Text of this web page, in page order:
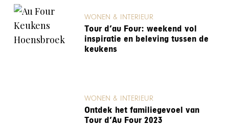
WONEN & INTERIEUR
Tour d’au Four: weekend vol
inspiratie en beleving tussen de
keukens
WONEN & INTERIEUR
Ontdek het familiegevoel van
Tour d’Au Four 2023